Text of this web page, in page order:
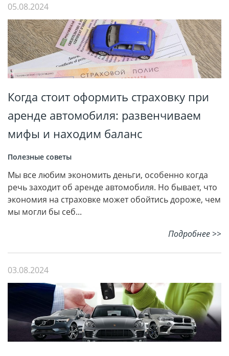
05.08.2024
Когда стоит оформить страховку при
аренде автомобиля: развенчиваем
мифы и находим баланс
Полезные советы
Мы все любим экономить деньги, особенно когда
речь заходит об аренде автомобиля. Но бывает, что
экономия на страховке может обойтись дороже, чем
мы могли бы себ...
Подробнее >>
03.08.2024